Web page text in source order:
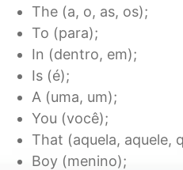
The (a, o, as, os);
To (para);
In (dentro, em);
Is (é);
A (uma, um);
You (você);
That (aquela, aquele,
Boy (menino);